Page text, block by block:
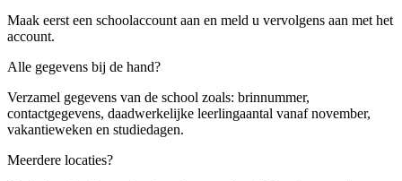
Maak eerst een schoolaccount aan en meld u vervolgens aan met het
account.
Alle gegevens bij de hand?
Verzamel gegevens van de school zoals: brinnummer,
contactgegevens, daadwerkelijke leerlingaantal vanaf november,
vakantieweken en studiedagen.
Meerdere locaties?